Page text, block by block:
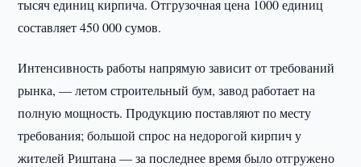
тысяч единиц кирпича. Отгрузочная цена 1000 единиц
составляет 450 000 сумов.
Интенсивность работы напрямую зависит от требований
рынка, — летом строительный бум, завод работает на
полную мощность. Продукцию поставляют по месту
требования; большой спрос на недорогой кирпич у
жителей Риштана — за последнее время было отгружено